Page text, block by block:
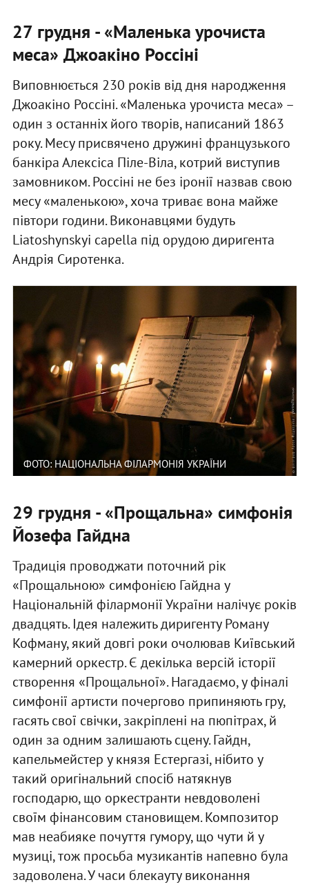
27 грудня - «Маленька урочиста
меса» Джоакіно Россіні
Виповнюється 230 років від дня народження
Джоакіно Россіні. «Маленька урочиста меса» –
один з останніх його творів, написаний 1863
року. Месу присвячено дружині французького
банкіра Алексіса Піле-Віла, котрий виступив
замовником. Россіні не без іронії назвав свою
месу «маленькою», хоча триває вона майже
півтори години. Виконавцями будуть
Liatoshynskyi capella під орудою диригента
Андрія Сиротенка.
ФОТО: НАЦІОНАЛЬНА ФІЛАРМОНІЯ УКРАЇНИ
29 грудня - «Прощальна» симфонія
Йозефа Гайдна
Традиція проводжати поточний рік
«Прощальною» симфонією Гайдна у
Національній філармонії України налічує років
двадцять. Ідея належить диригенту Роману
Кофману, який довгі роки очолював Київський
камерний оркестр. Є декілька версій історії
створення «Прощальної». Нагадаємо, у фіналі
симфонії артисти почергово припиняють гру,
гасять свої свічки, закріплені на пюпітрах, й
один за одним залишають сцену. Гайдн,
капельмейстер у князя Естергазі, нібито у
такий оригінальний спосіб натякнув
господарю, що оркестранти невдоволені
своїм фінансовим становищем. Композитор
мав неабияке почуття гумору, що чути й у
музиці, тож просьба музикантів напевно була
задоволена. У часи блекауту виконання